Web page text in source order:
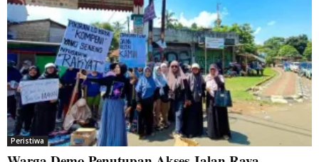
Peristiwa